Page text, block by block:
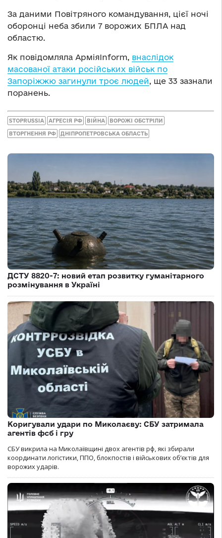
За даними Повітряного командування, цієї ночі
оборонці неба збили 7 ворожих БПЛА над
областю.
Як повідомляла АрміяInform, внаслідок
масованої атаки російських військ по
Запоріжжю загинули троє людей, ще 33 зазнали
поранень.
STOPRUSSIA АГРЕСІЯ РФ ВІЙНА ВОРОЖІ ОБСТРІЛИ
ВТОРГНЕННЯ РФ ДНІПРОПЕТРОВСЬКА ОБЛАСТЬ
ДСТУ 8820-7: новий етап розвитку гуманітарного
розмінування в Україні
Коригували удари по Миколаєву: СБУ затримала
агентів фсб і гру
СБУ викрила на Миколаївщині двох агентів рф, які збирали
координати логістики, ППО, блокпостів і військових об’єктів для
ворожих ударів.